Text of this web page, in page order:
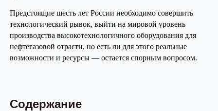
Предстоящие шесть лет России необходимо совершить
технологический рывок, выйти на мировой уровень
производства высокотехнологичного оборудования для
нефтегазовой отрасти, но есть ли для этого реальные
возможности и ресурсы — остается спорным вопросом.
Содержание